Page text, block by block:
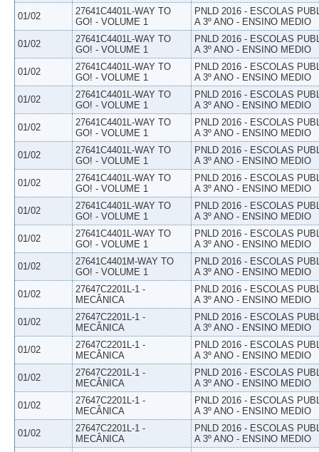
01/02
27641C4401L-WAY TO
GO! - VOLUME 1
PNLD 2016 - ESCOLAS
A 3º ANO - ENSINO MEDIO
01/02
27641C4401L-WAY TO
GO! - VOLUME 1
PNLD 2016 - ESCOLAS
A 3º ANO - ENSINO MEDIO
01/02
27641C4401L-WAY TO
GO! - VOLUME 1
PNLD 2016 - ESCOLAS
A 3º ANO - ENSINO MEDIO
01/02
27641C4401L-WAY TO
GO! - VOLUME 1
PNLD 2016 - ESCOLAS
A 3º ANO - ENSINO MEDIO
01/02
27641C4401L-WAY TO
GO! - VOLUME 1
PNLD 2016 - ESCOLAS
A 3º ANO - ENSINO MEDIO
01/02
27641C4401L-WAY TO
GO! - VOLUME 1
PNLD 2016 - ESCOLAS
A 3º ANO - ENSINO MEDIO
01/02
27641C4401L-WAY TO
GO! - VOLUME 1
PNLD 2016 - ESCOLAS
A 3º ANO - ENSINO MEDIO
01/02
27641C4401L-WAY TO
GO! - VOLUME 1
PNLD 2016 - ESCOLAS
A 3º ANO - ENSINO MEDIO
01/02
27641C4401L-WAY TO
GO! - VOLUME 1
PNLD 2016 - ESCOLAS
A 3º ANO - ENSINO MEDIO
01/02
27641C4401M-WAY TO
GO! - VOLUME 1
PNLD 2016 - ESCOLAS
A 3º ANO - ENSINO MEDIO
01/02
27647C2201L-1 -
MECÂNICA
PNLD 2016 - ESCOLAS
A 3º ANO - ENSINO MEDIO
01/02
27647C2201L-1 -
MECÂNICA
PNLD 2016 - ESCOLAS
A 3º ANO - ENSINO MEDIO
01/02
27647C2201L-1 -
MECÂNICA
PNLD 2016 - ESCOLAS
A 3º ANO - ENSINO MEDIO
01/02
27647C2201L-1 -
MECÂNICA
PNLD 2016 - ESCOLAS
A 3º ANO - ENSINO MEDIO
01/02
27647C2201L-1 -
MECÂNICA
PNLD 2016 - ESCOLAS
A 3º ANO - ENSINO MEDIO
01/02
27647C2201L-1 -
MECÂNICA
PNLD 2016 - ESCOLAS
A 3º ANO - ENSINO MEDIO